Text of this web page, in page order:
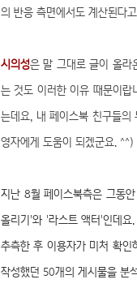
의 반응 측면에서도 계산된다고
시의성은 말 그대로 글이 올라
는 것도 이러한 이유 때문이랍
는데요, 내 페이스북 친구들
영자에게 도움이 되겠군요. ^^)
지난 8월 페이스북측은 그동
올리기'와 '라스트 액터'인데요
추측한 후 이용자가 미처 확인
작성했던 50개의 게시물을 분